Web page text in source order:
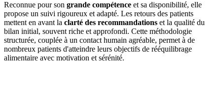
Reconnue pour son grande compétence et sa disponibilité, elle
propose un suivi rigoureux et adapté. Les retours des patients
mettent en avant la clarté des recommandations et la qualité du
bilan initial, souvent riche et approfondi. Cette méthodologie
structurée, couplée à un contact humain agréable, permet à de
nombreux patients d'atteindre leurs objectifs de rééquilibrage
alimentaire avec motivation et sérénité.